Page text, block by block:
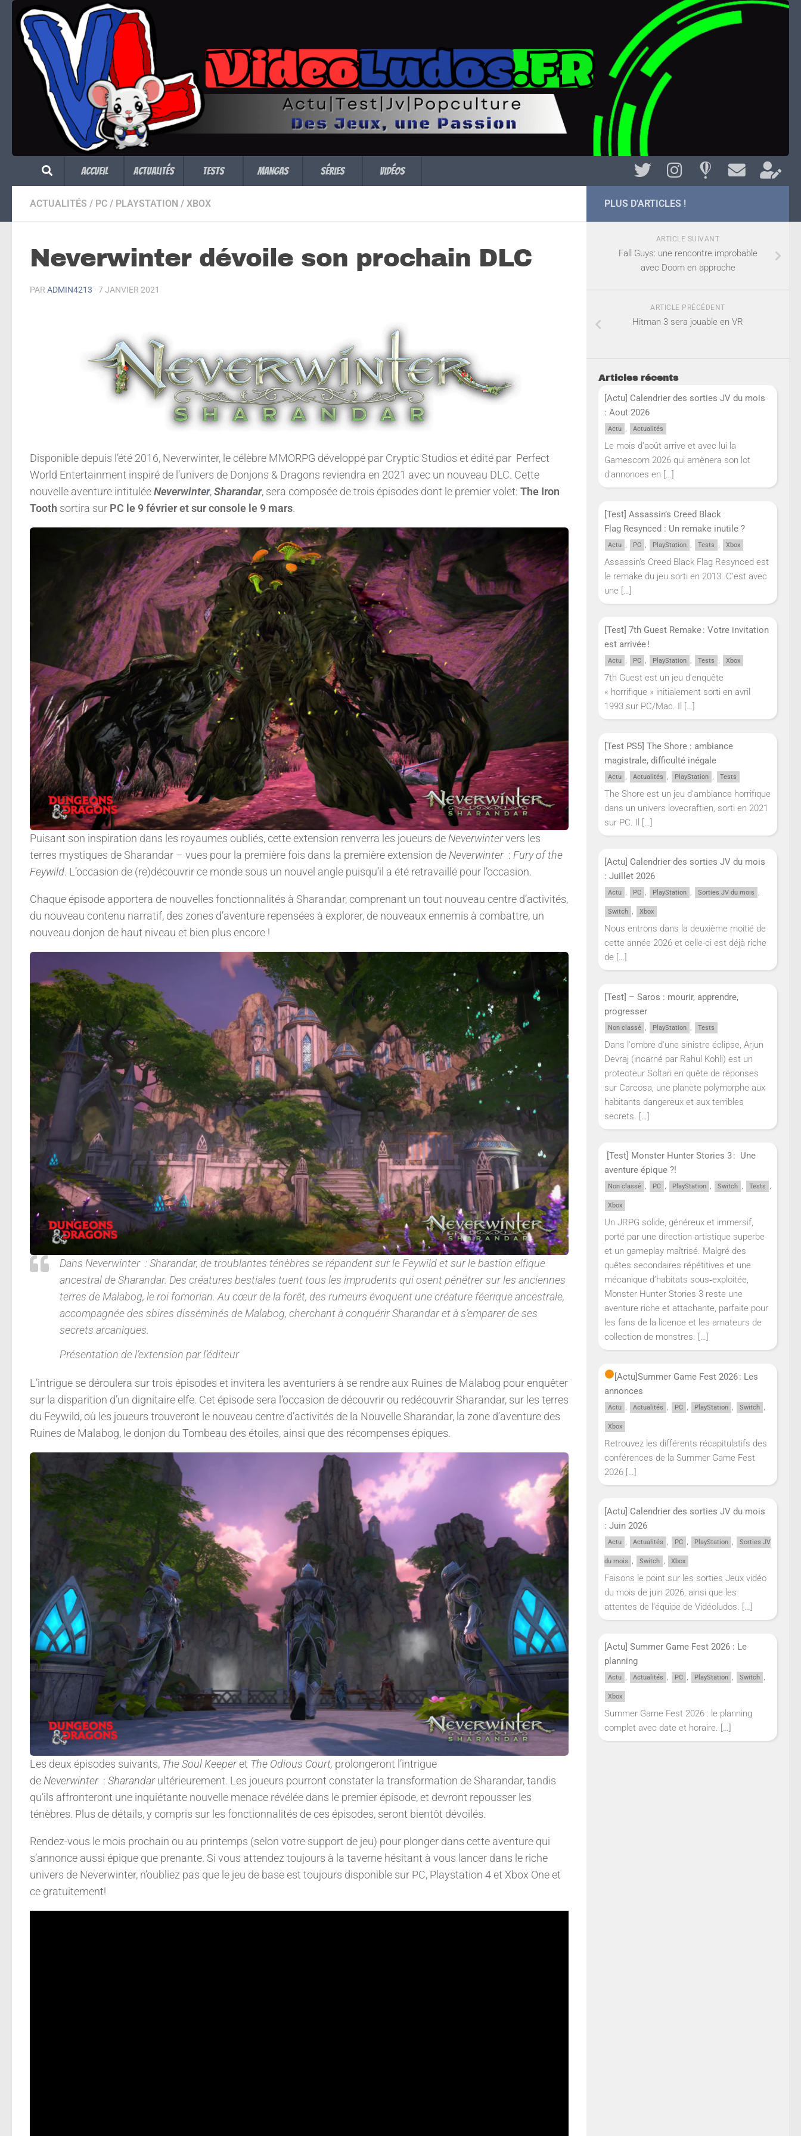
Skip to content
Accueil Actualités Tests Mangas Séries Vidéos
ACTUALITÉS / PC / PLAYSTATION / XBOX
Neverwinter dévoile son prochain DLC
PAR ADMIN4213 · 7 JANVIER 2021
Disponible depuis l’été 2016, Neverwinter, le célèbre MMORPG développé par Cryptic Studios et édité par Perfect
World Entertainment inspiré de l’univers de Donjons & Dragons reviendra en 2021 avec un nouveau DLC. Cette
nouvelle aventure intituléeNeverwinter,Sharandar, sera composée de trois épisodes dont le premier volet: The Iron
Tooth sortira sur PC le 9 février et sur console le 9 mars.
Puisant son inspiration dans les royaumes oubliés, cette extension renverra les joueurs deNeverwintervers les
terres mystiques de Sharandar – vues pour la première fois dans la première extension deNeverwinter : Fury of the
Feywild. L’occasion de (re)découvrir ce monde sous un nouvel angle puisqu’il a été retravaillé pour l’occasion.
Chaque épisode apportera de nouvelles fonctionnalités à Sharandar, comprenant un tout nouveau centre d’activités,
du nouveau contenu narratif, des zones d’aventure repensées à explorer, de nouveaux ennemis à combattre, un
nouveau donjon de haut niveau et bien plus encore !
Dans Neverwinter : Sharandar, de troublantes ténèbres se répandent sur le Feywild et sur le bastion elfique
ancestral de Sharandar. Des créatures bestiales tuent tous les imprudents qui osent pénétrer sur les anciennes
terres de Malabog, le roi fomorian. Au cœur de la forêt, des rumeurs évoquent une créature féerique ancestrale,
accompagnée des sbires disséminés de Malabog, cherchant à conquérir Sharandar et à s’emparer de ses
secrets arcaniques.
Présentation de l’extension par l’éditeur
L’intrigue se déroulera sur trois épisodes et invitera les aventuriers à se rendre aux Ruines de Malabog pour enquêter
sur la disparition d’un dignitaire elfe. Cet épisode sera l’occasion de découvrir ou redécouvrir Sharandar, sur les terres
du Feywild, où les joueurs trouveront le nouveau centre d’activités de la Nouvelle Sharandar, la zone d’aventure des
Ruines de Malabog, le donjon du Tombeau des étoiles, ainsi que des récompenses épiques.
Les deux épisodes suivants, The Soul Keeperet The Odious Court, prolongeront l’intrigue
de Neverwinter : Sharandarultérieurement. Les joueurs pourront constater la transformation de Sharandar, tandis
qu’ils affronteront une inquiétante nouvelle menace révélée dans le premier épisode, et devront repousser les
ténèbres. Plus de détails, y compris sur les fonctionnalités de ces épisodes, seront bientôt dévoilés.
Rendez-vous le mois prochain ou au printemps (selon votre support de jeu) pour plonger dans cette aventure qui
s’annonce aussi épique que prenante. Si vous attendez toujours à la taverne hésitant à vous lancer dans le riche
univers de Neverwinter, n’oubliez pas que le jeu de base est toujours disponible sur PC, Playstation 4 et Xbox One et
ce gratuitement!
PLUS D'ARTICLES !
ARTICLE SUIVANT
Fall Guys: une rencontre improbable
avec Doom en approche
ARTICLE PRÉCÉDENT
Hitman 3 sera jouable en VR
Articles récents
[Actu] Calendrier des sorties JV du mois
: Aout 2026
Actu , Actualités
Le mois d’août arrive et avec lui la
Gamescom 2026 qui amènera son lot
d’annonces en […]
[Test] Assassin’s Creed Black
Flag Resynced : Un remake inutile ?
Actu , PC , PlayStation , Tests , Xbox
Assassin’s Creed Black Flag Resynced est
le remake du jeu sorti en 2013. C’est avec
une […]
[Test] 7th Guest Remake : Votre invitation
est arrivée !
Actu , PC , PlayStation , Tests , Xbox
7th Guest est un jeu d’enquête
« horrifique » initialement sorti en avril
1993 sur PC/Mac. Il
[…]
[Test PS5] The Shore : ambiance
magistrale, difficulté inégale
Actu , Actualités , PlayStation , Tests
The Shore est un jeu d’ambiance horrifique
dans un univers lovecraftien, sorti en 2021
sur PC. Il […]
[Actu] Calendrier des sorties JV du mois
: Juillet 2026
Actu , PC , PlayStation , Sorties JV du mois ,
Switch , Xbox
Nous entrons dans la deuxième moitié de
cette année 2026 et celle-ci est déjà riche
de […]
[Test] – Saros : mourir, apprendre,
progresser
Non classé , PlayStation , Tests
Dans l'ombre d'une sinistre éclipse, Arjun
Devraj (incarné par Rahul Kohli) est un
protecteur Soltari en quête de réponses
sur Carcosa, une planète polymorphe aux
habitants dangereux et aux terribles
secrets. […]
[Test] Monster Hunter Stories 3 : Une
aventure épique ?!
Non classé , PC , PlayStation , Switch , Tests ,
Xbox
Un JRPG solide, généreux et immersif,
porté par une direction artistique superbe
et un gameplay maîtrisé. Malgré des
quêtes secondaires répétitives et une
mécanique d’habitats sous‑exploitée,
Monster Hunter Stories 3 reste une
aventure riche et attachante, parfaite pour
les fans de la licence et les amateurs de
collection de monstres. […]
[Actu]Summer Game Fest 2026 : Les
annonces
Actu , Actualités , PC , PlayStation , Switch ,
Xbox
Retrouvez les différents récapitulatifs des
conférences de la Summer Game Fest
2026 […]
[Actu] Calendrier des sorties JV du mois
: Juin 2026
Actu , Actualités , PC , PlayStation , Sorties JV
du mois , Switch , Xbox
Faisons le point sur les sorties Jeux vidéo
du mois de juin 2026, ainsi que les
attentes de l'équipe de Vidéoludos. […]
[Actu] Summer Game Fest 2026 : Le
planning
Actu , Actualités , PC , PlayStation , Switch ,
Xbox
Summer Game Fest 2026 : le planning
complet avec date et horaire. […]